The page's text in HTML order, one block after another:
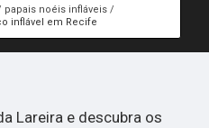
papais noéis infláveis
inflável em Recife
Lareira e descubra os